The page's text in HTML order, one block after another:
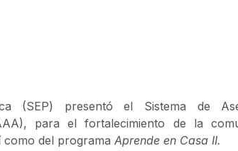
(SEP) presentó el Sistema de
para el fortalecimiento de la
como del programa Aprende en Casa II.